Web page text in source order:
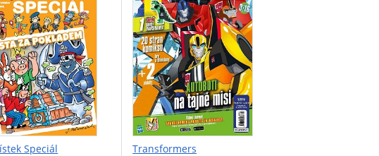
Speciál Transformers